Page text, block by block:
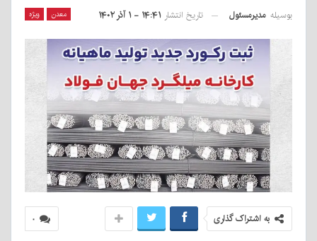
معدن ویژه بوسیله مدیرمسئول تاریخ انتشار ۱۴:۴۱ - ۱ آذر ۱۴۰۲
۰ به اشتراک گذاری